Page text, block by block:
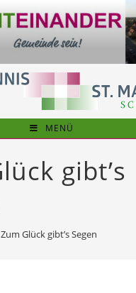
MENÜ
gibt’s
Zum Glück gibt’s Segen